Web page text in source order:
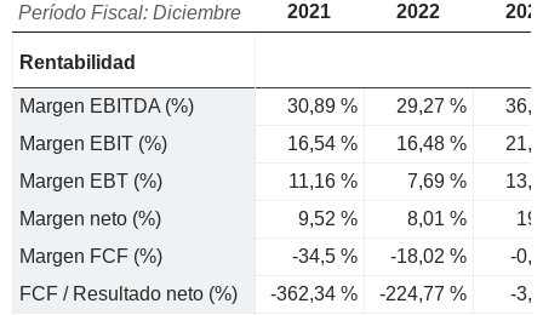
Período Fiscal: Diciembre 2021 2022
Rentabilidad
Margen EBITDA (%) 30,89 % 29,27 %
Margen EBIT (%)
16,54 % 16,48 %
Margen EBT (%)
11,16 % 7,69 %
Margen neto (%)
9,52 % 8,01 %
Margen FCF (%)
-34,5 % -18,02 %
-
FCF / Resultado neto (%)
-362,34 % -224,77 % -